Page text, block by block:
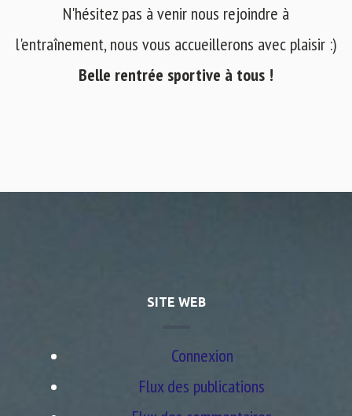
N'hésitez pas à venir nous rejoindre à
l'entraînement, nous vous accueillerons avec plaisir :)
Belle rentrée sportive à tous !
SITE WEB
Connexion
Flux des publications